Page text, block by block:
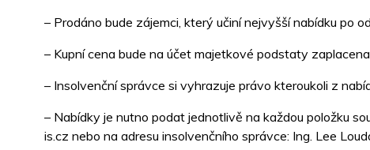
– Prodáno bude zájemci, který učiní nejvyšší nabídku po
– Kupní cena bude na účet majetkové podstaty
– Insolvenční správce si vyhrazuje právo kteroukoli z
– Nabídky je nutno podat jednotlivě na každou položku
is.cz nebo na adresu insolvenčního správce: Ing. Lee